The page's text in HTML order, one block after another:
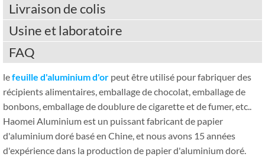
Livraison de colis
Usine et laboratoire
FAQ
lefeuille d'aluminium d'or peut être utilisé pour fabriquer des
récipients alimentaires, emballage de chocolat, emballage de
bonbons, emballage de doublure de cigarette et de fumer, etc..
Haomei Aluminium est un puissant fabricant de papier
d'aluminium doré basé en Chine, et nous avons 15 années
d'expérience dans la production de papier d'aluminium doré.